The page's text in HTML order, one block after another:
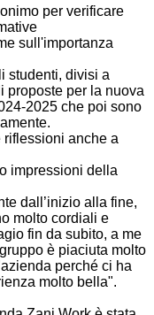
per verificare
sull'importanza
studenti, divisi a
proposte per la nuova
2025 che poi sono
riflessioni anche a
impressioni della
dall’inizio alla fine,
molto cordiali e
fin da subito, a me
è piaciuta molto
perché ci ha
molto bella".